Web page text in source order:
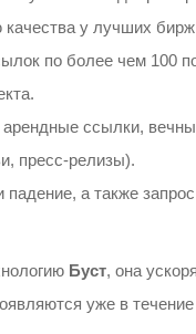
у лучших
по более чем 100
ссылки,
пресс-релизы).
а также
Буст, она
уже в